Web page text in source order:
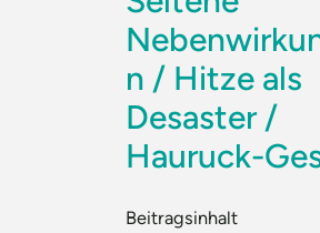
n / Hitze als
Desaster /
Hauruck-
Beitragsinhalt